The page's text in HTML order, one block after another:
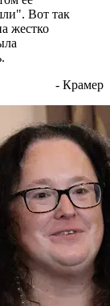
Вот так
жестко
- Крамер